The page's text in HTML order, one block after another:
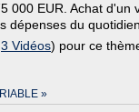
000 EUR. Achat d'un
dépenses du
3 Vidéos) pour ce
»